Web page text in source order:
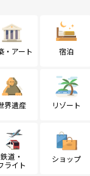
・アート 宿泊
界遺産 リゾート
鉄道・
ライト
ショップ